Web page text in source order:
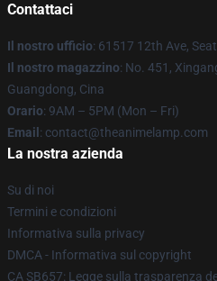
Contattaci
Il nostro ufficio: 61517 12th Ave,
Il nostro magazzino: No. 451,
Guangdong, Cina
Orario: 9AM – 5PM (Mon – Fri)
Email : contact@theanimelamp.com
La nostra azienda
Su di noi
Termini e condizioni
Informativa sulla privacy
DMCA - Informativa sul copyright
CA SB657: Legge sulla trasparenza